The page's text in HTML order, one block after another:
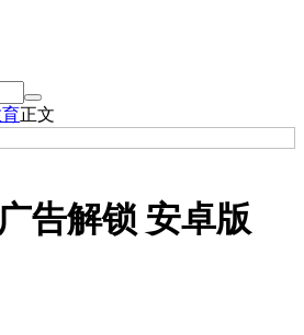
正文
告解锁 安卓版